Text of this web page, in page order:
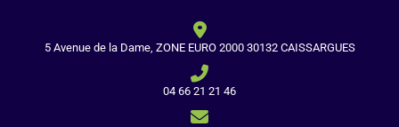
5 Avenue de la Dame, ZONE EURO 2000 30132 CAISSARGUES
04 66 21 21 46